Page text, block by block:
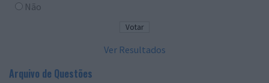
Não
Ver Resultados
Arquivo de Questões